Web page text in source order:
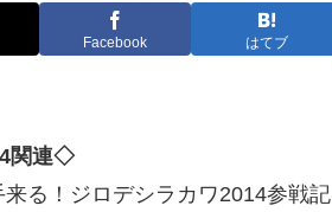
Facebook はてブ
関連◇
来る！ジロデシラカワ2014参戦記